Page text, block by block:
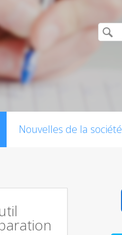
Nouvelles de la société